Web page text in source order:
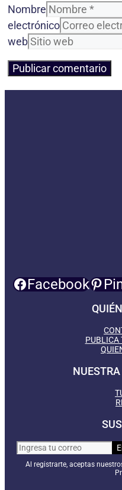
Nombre
electrónico
web
Facebook
PUBLICA
Al registrarte, aceptas